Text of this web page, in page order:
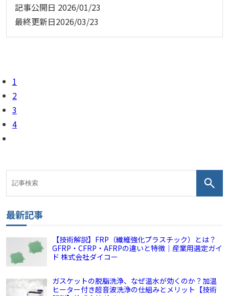
記事公開日 2026/01/23
最終更新日2026/03/23
1
2
3
4
最新記事
【技術解説】FRP（繊維強化プラスチック）とは？
GFRP・CFRP・AFRPの違いと特徴｜産業用選定ガイ
ド 株式会社ダイコー
ガスケットの脱脂洗浄、なぜ温水が効くのか？加温
ヒーター付き超音波洗浄の仕組みとメリット【技術